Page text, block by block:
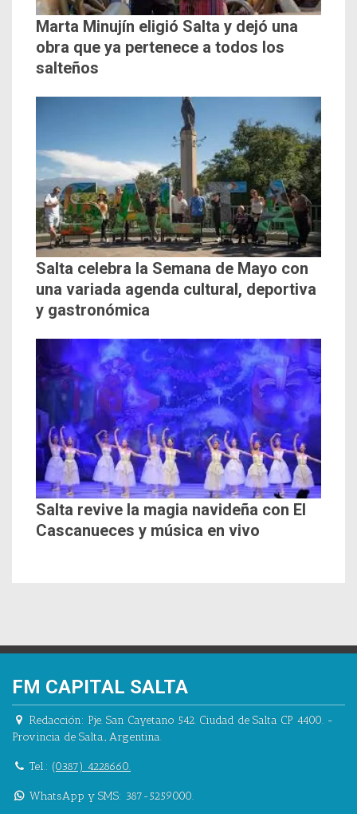
Marta Minujín eligió Salta y dejó una
obra que ya pertenece a todos los
salteños
Salta celebra la Semana de Mayo con
una variada agenda cultural, deportiva
y gastronómica
Salta revive la magia navideña con El
Cascanueces y música en vivo
FM CAPITAL SALTA
Redacción: Pje. San Cayetano 542. Ciudad de Salta CP 4400. -
Provincia de Salta., Argentina.
Tel.: (0387) 4228660.
WhatsApp y SMS: 387-5259000.